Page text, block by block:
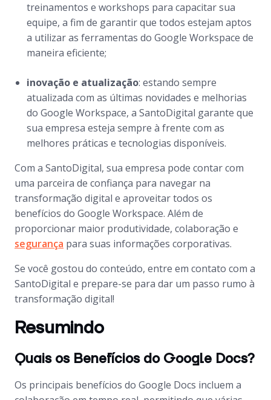
treinamentos e workshops para capacitar sua
equipe, a fim de garantir que todos estejam aptos
a utilizar as ferramentas do Google Workspace de
maneira eficiente;
inovação e atualização: estando sempre
atualizada com as últimas novidades e melhorias
do Google Workspace, a SantoDigital garante que
sua empresa esteja sempre à frente com as
melhores práticas e tecnologias disponíveis.
Com a SantoDigital, sua empresa pode contar com
uma parceira de confiança para navegar na
transformação digital e aproveitar todos os
benefícios do Google Workspace. Além de
proporcionar maior produtividade, colaboração e
segurança para suas informações corporativas.
Se você gostou do conteúdo, entre em contato com a
SantoDigital e prepare-se para dar um passo rumo à
transformação digital!
Resumindo
Quais os Benefícios do Google Docs?
Os principais benefícios do Google Docs incluem a